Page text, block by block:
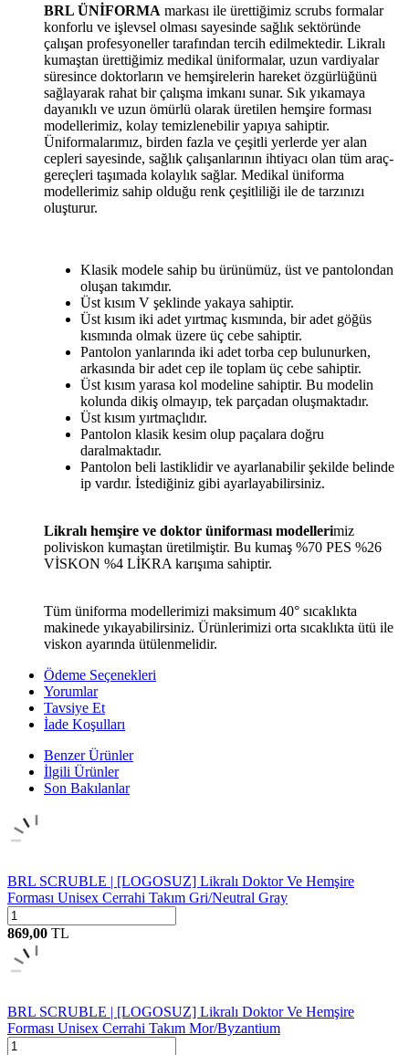
BRL ÜNİFORMA markası ile ürettiğimiz scrubs formalar
konforlu ve işlevsel olması sayesinde sağlık sektöründe
çalışan profesyoneller tarafından tercih edilmektedir. Likralı
kumaştan ürettiğimiz medikal üniformalar, uzun vardiyalar
süresince doktorların ve hemşirelerin hareket özgürlüğünü
sağlayarak rahat bir çalışma imkanı sunar. Sık yıkamaya
dayanıklı ve uzun ömürlü olarak üretilen hemşire forması
modellerimiz, kolay temizlenebilir yapıya sahiptir.
Üniformalarımız, birden fazla ve çeşitli yerlerde yer alan
cepleri sayesinde, sağlık çalışanlarının ihtiyacı olan tüm araç-
gereçleri taşımada kolaylık sağlar. Medikal üniforma
modellerimiz sahip olduğu renk çeşitliliği ile de tarzınızı
oluşturur.
Klasik modele sahip bu ürünümüz, üst ve pantolondan
oluşan takımdır.
Üst kısım V şeklinde yakaya sahiptir.
Üst kısım iki adet yırtmaç kısmında, bir adet göğüs
kısmında olmak üzere üç cebe sahiptir.
Pantolon yanlarında iki adet torba cep bulunurken,
arkasında bir adet cep ile toplam üç cebe sahiptir.
Üst kısım yarasa kol modeline sahiptir. Bu modelin
kolunda dikiş olmayıp, tek parçadan oluşmaktadır.
Üst kısım yırtmaçlıdır.
Pantolon klasik kesim olup paçalara doğru
daralmaktadır.
Pantolon beli lastiklidir ve ayarlanabilir şekilde belinde
ip vardır. İstediğiniz gibi ayarlayabilirsiniz.
Likralı hemşire ve doktor üniforması modellerimiz
poliviskon kumaştan üretilmiştir. Bu kumaş %70 PES %26
VİSKON %4 LİKRA karışıma sahiptir.
Tüm üniforma modellerimizi maksimum 40° sıcaklıkta
makinede yıkayabilirsiniz. Ürünlerimizi orta sıcaklıkta ütü ile
viskon ayarında ütülenmelidir.
Ödeme Seçenekleri
Yorumlar
Tavsiye Et
İade Koşulları
Benzer Ürünler
İlgili Ürünler
Son Bakılanlar
BRL SCRUBLE | [LOGOSUZ] Likralı Doktor Ve Hemşire
Forması Unisex Cerrahi Takım Gri/Neutral Gray
869,00 TL
BRL SCRUBLE | [LOGOSUZ] Likralı Doktor Ve Hemşire
Forması Unisex Cerrahi Takım Mor/Byzantium